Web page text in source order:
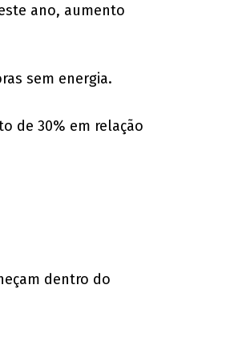
ano, aumento
sem energia.
de 30% em relação
dentro do